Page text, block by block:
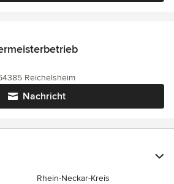
Nachricht
Reichelsheim
Rhein-Neckar-Kreis